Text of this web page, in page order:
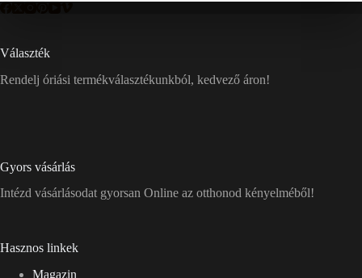
Választék
Rendelj óriási termékválasztékunkból, kedvező áron!
Gyors vásárlás
Intézd vásárlásodat gyorsan Online az otthonod kényelméből!
Hasznos linkek
Magazin